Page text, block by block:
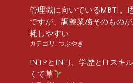
管理職に向いているMBTI。I
ですが、調整業務そのもの
耗しやすい
カテゴリ: つぶやき
INTPとINTJ、学歴とITスキ
くて草